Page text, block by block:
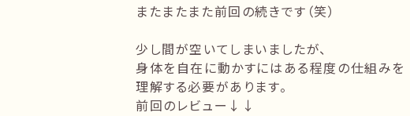
またまたまた前回の続きです（笑）
少し間が空いてしまいましたが、
身体を自在に動かすにはある程度の仕組みを
理解する必要があります。
前回のレビュー↓↓